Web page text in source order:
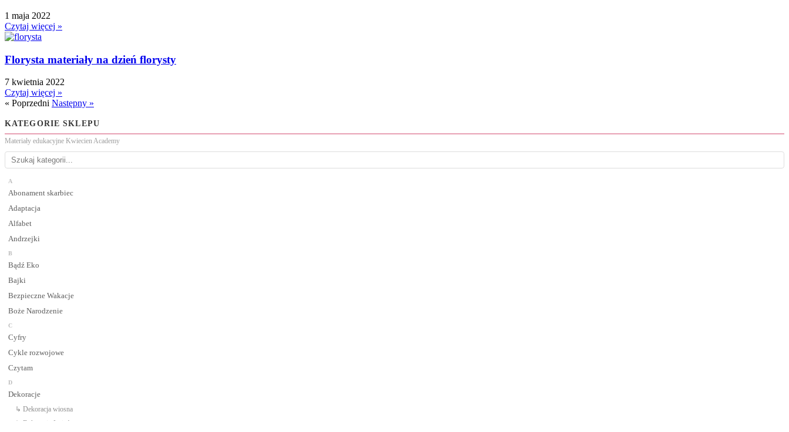
1 maja 2022
Czytaj więcej »
Florysta materiały na dzień florysty
7 kwietnia 2022
Czytaj więcej »
« Poprzedni Następny »
KATEGORIE SKLEPU
Materiały edukacyjne Kwiecien Academy
A
Abonament skarbiec
Adaptacja
Alfabet
Andrzejki
B
Bądź Eko
Bajki
Bezpieczne Wakacje
Boże Narodzenie
C
Cyfry
Cykle rozwojowe
Czytam
D
Dekoracje
↳ Dekoracja wiosna
↳ Dekoracje Jesień